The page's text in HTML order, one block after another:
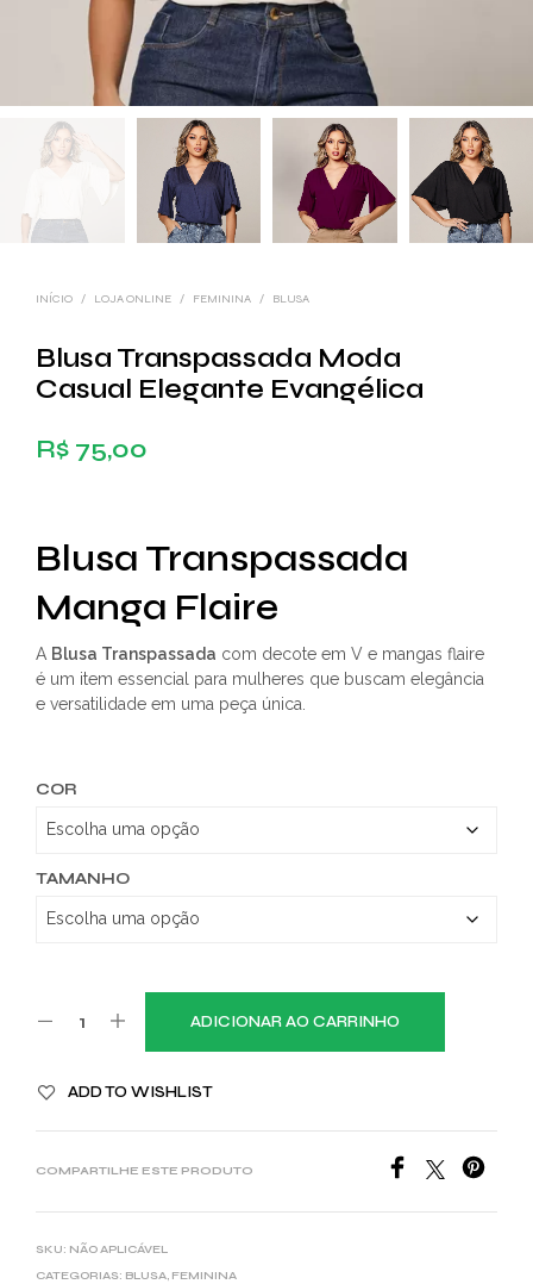
INÍCIO / LOJA ONLINE / FEMININA / BLUSA
Blusa Transpassada Moda
Casual Elegante Evangélica
R$ 75,00
Blusa Transpassada
Manga Flaire
A Blusa Transpassada com decote em V e mangas flaire
é um item essencial para mulheres que buscam elegância
e versatilidade em uma peça única.
COR
TAMANHO
ADICIONAR AO CARRINHO
ADD TO WISHLIST
COMPARTILHE ESTE PRODUTO
SKU: NÃO APLICÁVEL
CATEGORIAS: BLUSA, FEMININA